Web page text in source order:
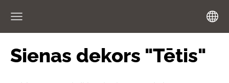
Sienas dekors "Tētis"